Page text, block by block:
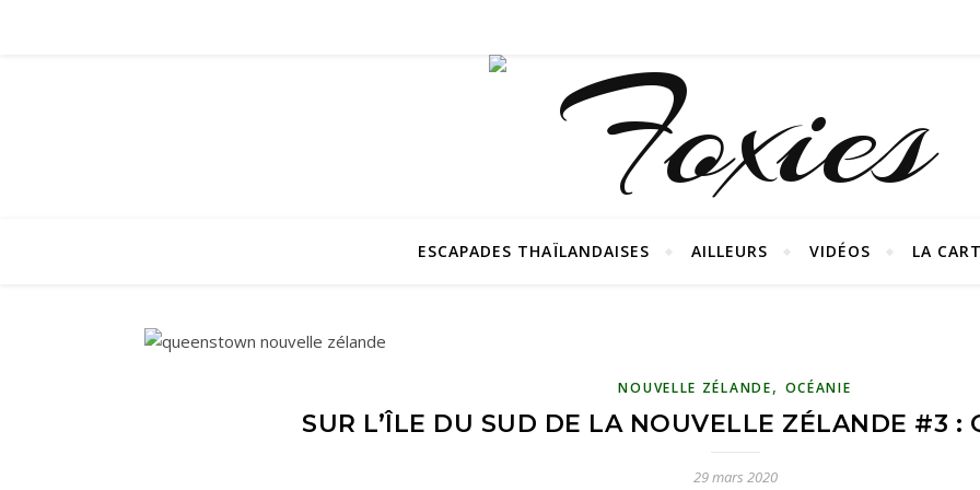
ESCAPADES THAÏLANDAISES AILLEURS VIDÉOS LA
NOUVELLE ZÉLANDE, OCÉANIE
SUR L’ÎLE DU SUD DE LA NOUVELLE ZÉLANDE #3 :
29 mars 2020